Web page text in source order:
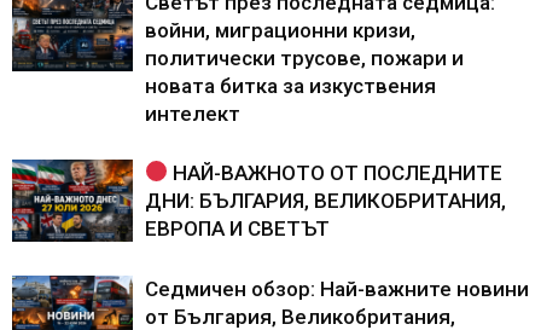
войни, миграционни кризи,
политически трусове, пожари и
новата битка за изкуствения
интелект
НАЙ-ВАЖНОТО ОТ ПОСЛЕДНИТЕ
ДНИ: БЪЛГАРИЯ, ВЕЛИКОБРИТАНИЯ,
ЕВРОПА И СВЕТЪТ
Седмичен обзор: Най-важните новини
от България, Великобритания,